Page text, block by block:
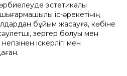
эстетикалық
іс-әрекетінің
бұйым жасауға, көбіне
зергер болуы мен
іскерлігі мен